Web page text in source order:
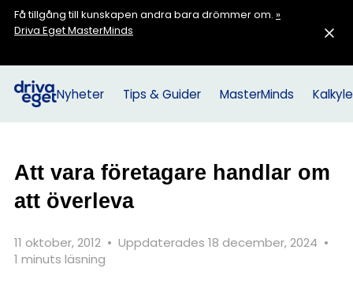
Få tillgång till kunskapen andra bara drömmer om. »
Driva Eget MasterMinds
Nyheter Tips & Guider MasterMinds
Att vara företagare handlar om
att överleva
11 oktober, 2012 • Uppdaterades 18 december, 2024 •
1 minuts läsning